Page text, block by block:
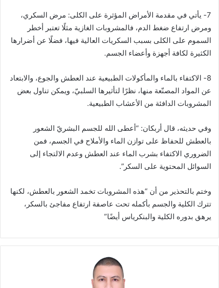
7- يأتي في مقدمة الأمراض المؤثرة على الكلى: مرض السكري،
ومرض ارتفاع ضغط الدم، فالمشروبات الغازية مثلًا تعتبر أخطر
السموم على الكلى بسبب السكريات العالية فيها، فضلًا عن أضرارها
الكثيرة لكافة أجهزة وأعضاء الجسم.
8- الاكتفاء بالماء والمأكولات الطبيعية عند العطش والجوع، والابتعاد
عن المواد المصنّعة منها، نظرًا لتأثيرها السلبيّ، ويمكن تناول بعض
المشروبات الدافئة من الأعشاب الطبيعية.
وفي حديثه، قال أربكان: “أعطى الله للجسم البشريّ الشعور
بالعطش للحفاظ على توازن الماء والأملاح في الجسم، فمن
الضروري الاكتفاء بشرب الماء عند العطش وعدم الالتجاء إلى
السوائل المحتوية على السكر”.
وختم بالتحذير من أن “هذه المشروبات تخمد الشعور بالعطش، لكنها
تترك الكلية والجسم بأكمله تحت عاصفة ارتفاع مفاجئ بالسكر،
يرهق بدوره الكلية والبنكرياس أيضًا”